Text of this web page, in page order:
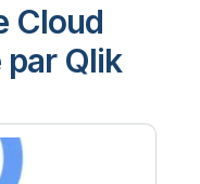
Cloud
par Qlik